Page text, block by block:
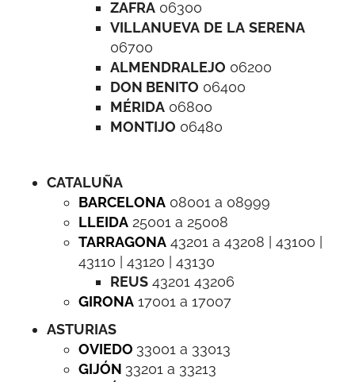
ZAFRA 06300
VILLANUEVA DE LA SERENA
06700
ALMENDRALEJO 06200
DON BENITO 06400
MÉRIDA 06800
MONTIJO 06480
CATALUÑA
BARCELONA 08001 a 08999
LLEIDA 25001 a 25008
TARRAGONA 43201 a 43208 | 43100 |
43110 | 43120 | 43130
REUS 43201 43206
GIRONA 17001 a 17007
ASTURIAS
OVIEDO 33001 a 33013
GIJÓN 33201 a 33213